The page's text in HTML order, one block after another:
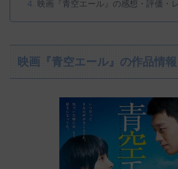
映画『青空エール』の感想・評価・
映画『青空エール』の作品情報